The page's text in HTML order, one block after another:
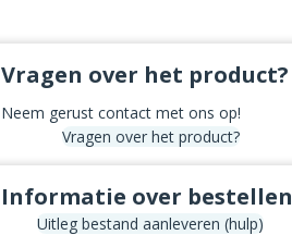
Vragen over het product?
Neem gerust contact met ons op!
Vragen over het product?
Informatie over bestellen
Uitleg bestand aanleveren (hulp)